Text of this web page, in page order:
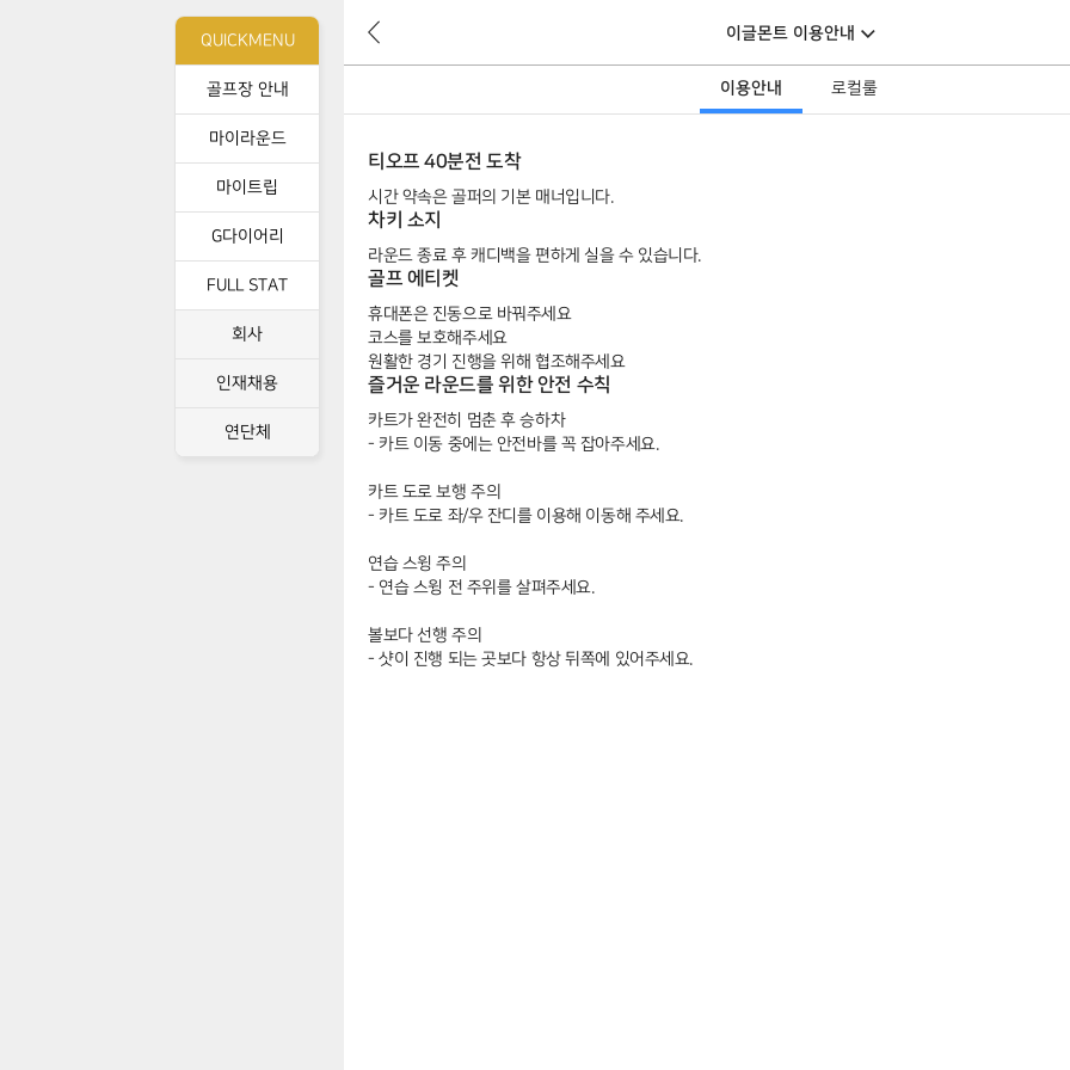
이글몬트 이용안내
뒤
로
가
이용안내 로컬룰
티오프 40분전 도착
시간 약속은 골퍼의 기본 매너입니다.
차키 소지
라운드 종료 후 캐디백을 편하게 실을 수 있습니다.
골프 에티켓
휴대폰은 진동으로 바꿔주세요
코스를 보호해주세요
원활한 경기 진행을 위해 협조해주세요
즐거운 라운드를 위한 안전 수칙
카트가 완전히 멈춘 후 승하차
- 카트 이동 중에는 안전바를 꼭 잡아주세요.
카트 도로 보행 주의
- 카트 도로 좌/우 잔디를 이용해 이동해 주세요.
연습 스윙 주의
- 연습 스윙 전 주위를 살펴주세요.
볼보다 선행 주의
- 샷이 진행 되는 곳보다 항상 뒤쪽에 있어주세요.
QUICKMENU
골프장 안내
마이라운드
마이트립
G다이어리
FULL STAT
회사
인재채용
연단체